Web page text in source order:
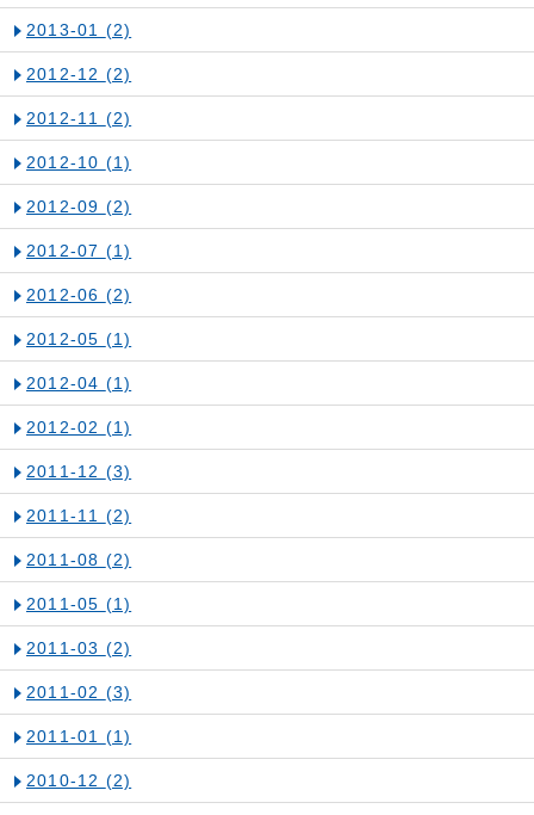
2013-01 (2)
2012-12 (2)
2012-11 (2)
2012-10 (1)
2012-09 (2)
2012-07 (1)
2012-06 (2)
2012-05 (1)
2012-04 (1)
2012-02 (1)
2011-12 (3)
2011-11 (2)
2011-08 (2)
2011-05 (1)
2011-03 (2)
2011-02 (3)
2011-01 (1)
2010-12 (2)